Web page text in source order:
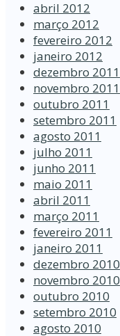
abril 2012
março 2012
fevereiro 2012
janeiro 2012
dezembro 2011
novembro 2011
outubro 2011
setembro 2011
agosto 2011
julho 2011
junho 2011
maio 2011
abril 2011
março 2011
fevereiro 2011
janeiro 2011
dezembro 2010
novembro 2010
outubro 2010
setembro 2010
agosto 2010